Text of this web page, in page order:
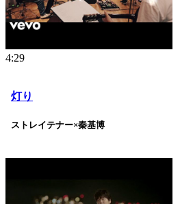
4:29
灯り
ストレイテナー×秦基博